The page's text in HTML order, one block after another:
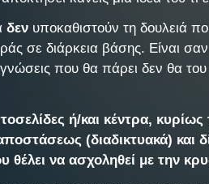
δεν υποκαθιστούν τη δουλειά
σε διάρκεια βάσης. Είναι
που θα πάρει δεν θα
ή/και κέντρα,
(διαδικτυακά)
θέλει να ασχοληθεί με την